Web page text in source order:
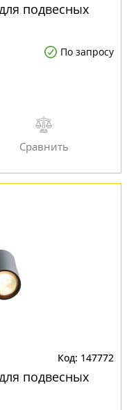
подвесных
По запросу
147772
подвесных